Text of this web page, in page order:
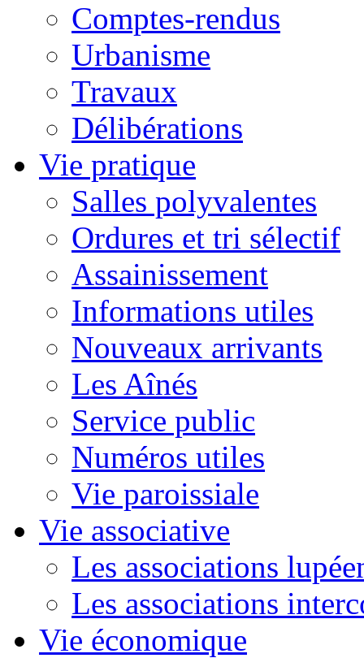
Comptes-rendus
Urbanisme
Travaux
Délibérations
Vie pratique
Salles polyvalentes
Ordures et tri sélectif
Assainissement
Informations utiles
Nouveaux arrivants
Les Aînés
Service public
Numéros utiles
Vie paroissiale
Vie associative
Les associations
Les associations
Vie économique